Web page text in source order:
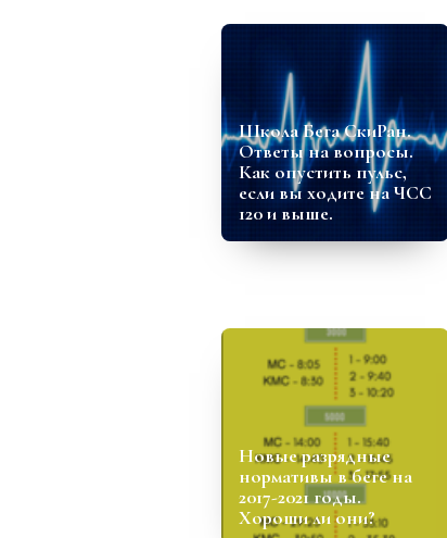
Школа Бега СкиРан.
Ответы на вопросы.
Как опустить пульс,
если вы ходите на ЧСС
120 и выше.
Новые разрядные
нормативы в беге на
2017-2021 годы.
Хороши ли они?